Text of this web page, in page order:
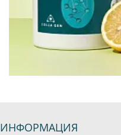
ИНФОРМАЦИЯ